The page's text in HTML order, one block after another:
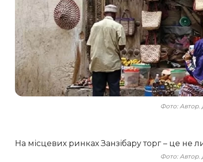
Фото:
На місцевих ринках Занзібару торг – це не
Фото: